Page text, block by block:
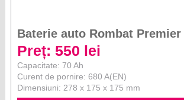
Baterie auto Rombat Premier
Preț: 550 lei
Capacitate: 70 Ah
Curent de pornire: 680 A(EN)
Dimensiuni: 278 x 175 x 175 mm